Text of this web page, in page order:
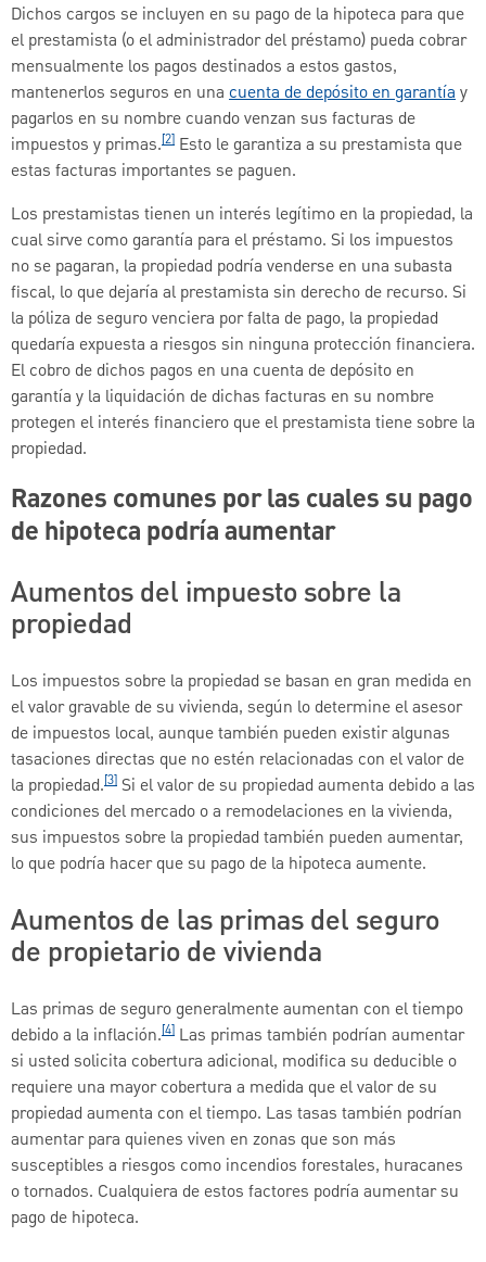
Dichos cargos se incluyen en su pago de la hipoteca para que
el prestamista (o el administrador del préstamo) pueda cobrar
mensualmente los pagos destinados a estos gastos,
mantenerlos seguros en una cuenta de depósito en garantíay
pagarlos en su nombre cuando venzan sus facturas de
impuestos y primas.[2] Esto le garantiza a su prestamista que
estas facturas importantes se paguen.
Los prestamistas tienen un interés legítimo en la propiedad, la
cual sirve como garantía para el préstamo. Si los impuestos
no se pagaran, la propiedad podría venderse en una subasta
fiscal, lo que dejaría al prestamista sin derecho de recurso. Si
la póliza de seguro venciera por falta de pago, la propiedad
quedaría expuesta a riesgos sin ninguna protección financiera.
El cobro de dichos pagos en una cuenta de depósito en
garantía y la liquidación de dichas facturas en su nombre
protegen el interés financiero que el prestamista tiene sobre la
propiedad.
Razones comunes por las cuales su pago
de hipoteca podría aumentar
Aumentos del impuesto sobre la
propiedad
Los impuestos sobre la propiedad se basan en gran medida en
el valor gravable de su vivienda, según lo determine el asesor
de impuestos local, aunque también pueden existir algunas
tasaciones directas que no estén relacionadas con el valor de
la propiedad.[3] Si el valor de su propiedad aumenta debido a las
condiciones del mercado o a remodelaciones en la vivienda,
sus impuestos sobre la propiedad también pueden aumentar,
lo que podría hacer que su pago de la hipoteca aumente.
Aumentos de las primas del seguro
de propietario de vivienda
Las primas de seguro generalmente aumentan con el tiempo
debido a la inflación.[4] Las primas también podrían aumentar
si usted solicita cobertura adicional, modifica su deducible o
requiere una mayor cobertura a medida que el valor de su
propiedad aumenta con el tiempo. Las tasas también podrían
aumentar para quienes viven en zonas que son más
susceptibles a riesgos como incendios forestales, huracanes
o tornados. Cualquiera de estos factores podría aumentar su
pago de hipoteca.